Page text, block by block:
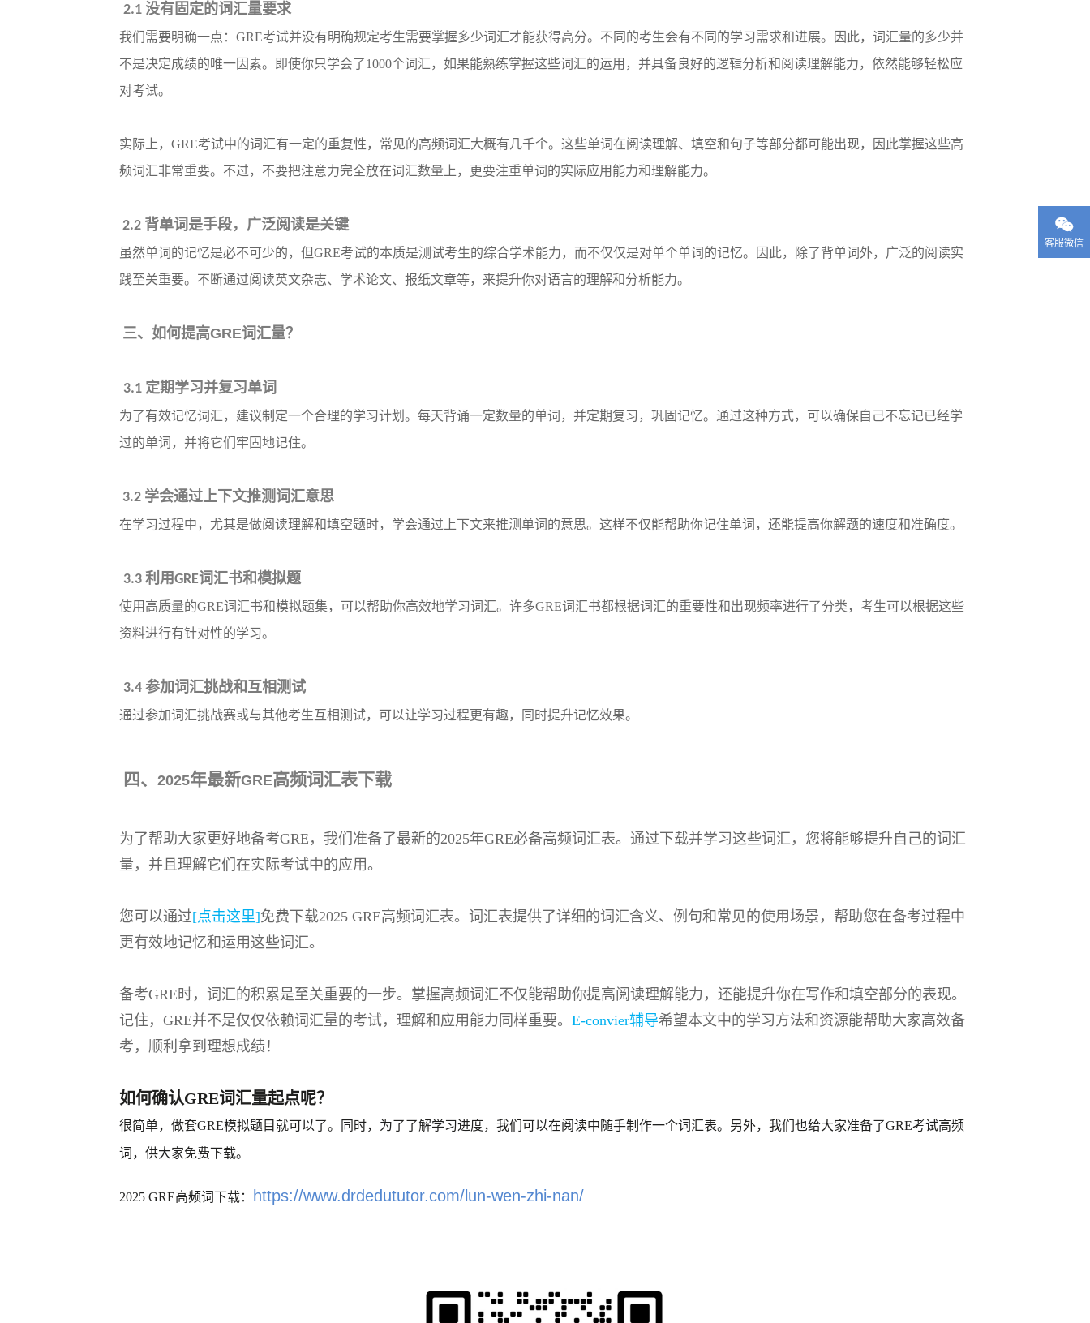
2.1 没有固定的词汇量要求
我们需要明确一点： GRE考试并没有明确规定考生需要掌握多少词汇才能获得高分。不同的考生会有不同的学习需求和进展。因此，词汇量的多少并
不是决定成绩的唯一因素。即使你只学会了1000个词汇，如果能熟练掌握这些词汇的运用，并具备良好的逻辑分析和阅读理解能力，依然能够轻松应
对考试。
实际上， GRE考试中的词汇有一定的重复性，常见的高频词汇大概有几千个。这些单词在阅读理解、填空和句子等部分都可能出现，因此掌握这些高
频词汇非常重要。不过，不要把注意力完全放在词汇数量上，更要注重单词的实际应用能力和理解能力。
2.2 背单词是手段，广泛阅读是关键
虽然单词的记忆是必不可少的，但GRE考试的本质是测试考生的综合学术能力，而不仅仅是对单个单词的记忆。因此，除了背单词外，广泛的阅读实
践至关重要。不断通过阅读英文杂志、学术论文、报纸文章等，来提升你对语言的理解和分析能力。
三、如何提高GRE词汇量？
3.1 定期学习并复习单词
为了有效记忆词汇，建议制定一个合理的学习计划。每天背诵一定数量的单词，并定期复习，巩固记忆。通过这种方式，可以确保自己不忘记已经学
过的单词，并将它们牢固地记住。
3.2 学会通过上下文推测词汇意思
在学习过程中，尤其是做阅读理解和填空题时，学会通过上下文来推测单词的意思。这样不仅能帮助你记住单词，还能提高你解题的速度和准确度。
3.3 利用GRE词汇书和模拟题
使用高质量的GRE词汇书和模拟题集，可以帮助你高效地学习词汇。许多GRE词汇书都根据词汇的重要性和出现频率进行了分类，考生可以根据这些
资料进行有针对性的学习。
3.4 参加词汇挑战和互相测试
通过参加词汇挑战赛或与其他考生互相测试，可以让学习过程更有趣，同时提升记忆效果。
四、 2025年最新GRE高频词汇表下载
为了帮助大家更好地备考GRE，我们准备了最新的2025年GRE必备高频词汇表。通过下载并学习这些词汇，您将能够提升自己的词汇
量，并且理解它们在实际考试中的应用。
您可以通过[点击这里]免费下载2025 GRE高频词汇表。词汇表提供了详细的词汇含义、例句和常见的使用场景，帮助您在备考过程中
更有效地记忆和运用这些词汇。
备考GRE时，词汇的积累是至关重要的一步。掌握高频词汇不仅能帮助你提高阅读理解能力，还能提升你在写作和填空部分的表现。
记住，GRE并不是仅仅依赖词汇量的考试，理解和应用能力同样重要。 E-convier辅导希望本文中的学习方法和资源能帮助大家高效备
考，顺利拿到理想成绩！
如何确认GRE词汇量起点呢？
很简单，做套GRE模拟题目就可以了。同时，为了了解学习进度，我们可以在阅读中随手制作一个词汇表。另外，我们也给大家准备了GRE考试高频
词，供大家免费下载。
2025 GRE高频词下载： https://www.drdedututor.com/lun-wen-zhi-nan/

客服微信